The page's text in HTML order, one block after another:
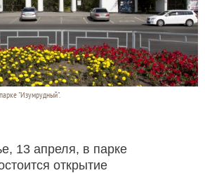
"Изумрудный".
13 апреля, в парке
открытие